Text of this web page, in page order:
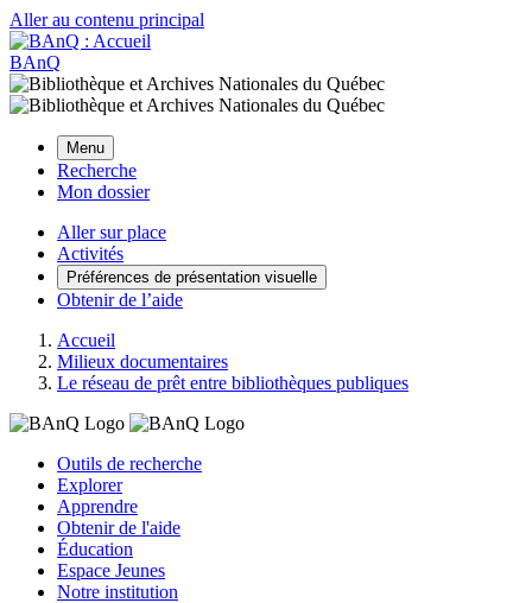
Aller au contenu principal
BAnQ
Menu
Recherche
Mon dossier
Aller sur place
Activités
Préférences de présentation visuelle
Obtenir de l’aide
Accueil
Milieux documentaires
Le réseau de prêt entre bibliothèques publiques
Outils de recherche
Explorer
Apprendre
Obtenir de l'aide
Éducation
Espace Jeunes
Notre institution